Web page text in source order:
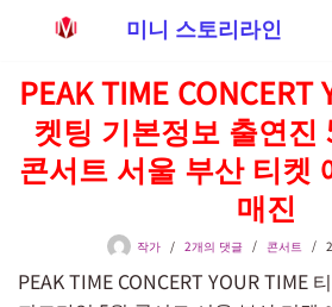
텐
츠
로
건
기
미니 스토리라인
PEAK TIME CONCERT
켓팅 기본정보 출연진
콘서트 서울 부산 티켓
매진
작가 2개의 댓글 콘서트
PEAK TIME CONCERT YOUR TIME